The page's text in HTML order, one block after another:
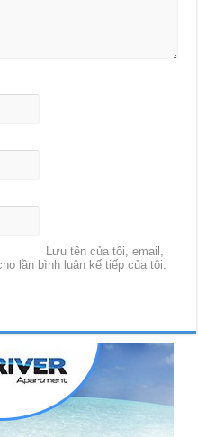
Lưu tên của tôi, email,
lần bình luận kế tiếp của tôi.